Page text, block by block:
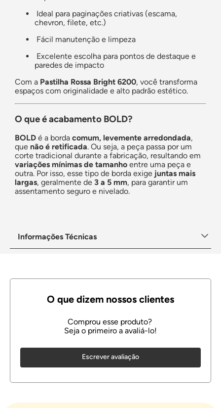
Ideal para paginações criativas (escama,
chevron, filete, etc.)
Fácil manutenção e limpeza
Excelente escolha para pontos de destaque e
paredes de impacto
Com a Pastilha Rossa Bright 6200, você transforma
espaços com originalidade e alto padrão estético.
O que é acabamento BOLD?
BOLD é a borda comum, levemente arredondada,
que não é retificada. Ou seja, a peça passa por um
corte tradicional durante a fabricação, resultando em
variações mínimas de tamanho entre uma peça e
outra. Por isso, esse tipo de borda exige juntas mais
largas, geralmente de 3 a 5 mm, para garantir um
assentamento seguro e nivelado.
Informações Técnicas
Escrever avaliação